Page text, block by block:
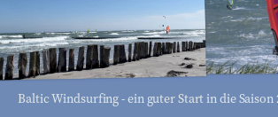
Baltic Windsurfing - ein guter Start in die Saison